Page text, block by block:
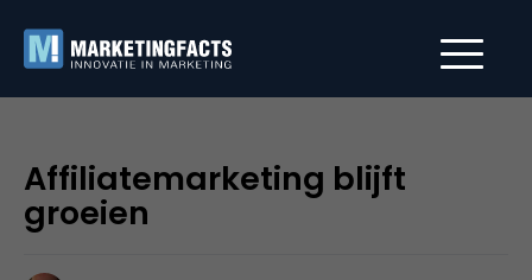
Affiliatemarketing blijft
groeien